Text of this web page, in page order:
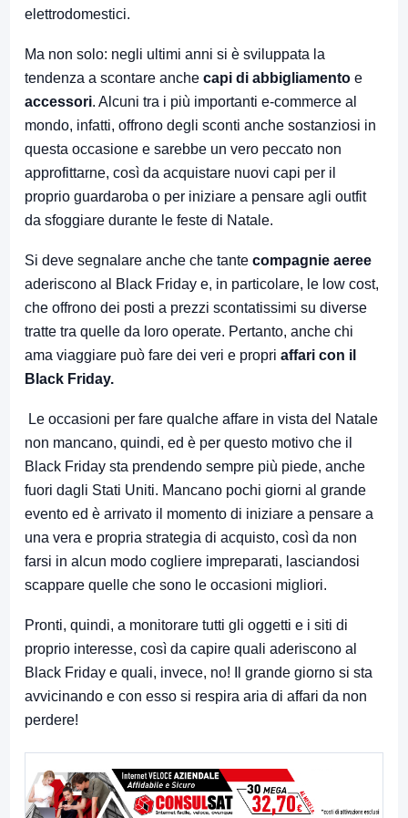
elettrodomestici.
Ma non solo: negli ultimi anni si è sviluppata la
tendenza a scontare anche capi di abbigliamento e
accessori. Alcuni tra i più importanti e-commerce al
mondo, infatti, offrono degli sconti anche sostanziosi in
questa occasione e sarebbe un vero peccato non
approfittarne, così da acquistare nuovi capi per il
proprio guardaroba o per iniziare a pensare agli outfit
da sfoggiare durante le feste di Natale.
Si deve segnalare anche che tante compagnie aeree
aderiscono al Black Friday e, in particolare, le low cost,
che offrono dei posti a prezzi scontatissimi su diverse
tratte tra quelle da loro operate. Pertanto, anche chi
ama viaggiare può fare dei veri e propri affari con il
Black Friday.
Le occasioni per fare qualche affare in vista del Natale
non mancano, quindi, ed è per questo motivo che il
Black Friday sta prendendo sempre più piede, anche
fuori dagli Stati Uniti. Mancano pochi giorni al grande
evento ed è arrivato il momento di iniziare a pensare a
una vera e propria strategia di acquisto, così da non
farsi in alcun modo cogliere impreparati, lasciandosi
scappare quelle che sono le occasioni migliori.
Pronti, quindi, a monitorare tutti gli oggetti e i siti di
proprio interesse, così da capire quali aderiscono al
Black Friday e quali, invece, no! Il grande giorno si sta
avvicinando e con esso si respira aria di affari da non
perdere!